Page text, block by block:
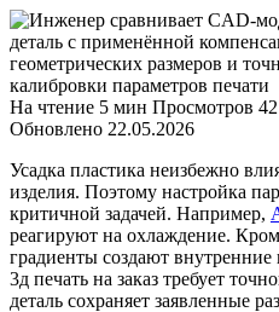
На чтение 5 мин Просмотров 42
Обновлено 22.05.2026
Усадка пластика неизбежно
изделия. Поэтому настройка
критичной задачей. Например,
реагируют на охлаждение.
градиенты создают
3д печать на заказ требует
деталь сохраняет заявленные